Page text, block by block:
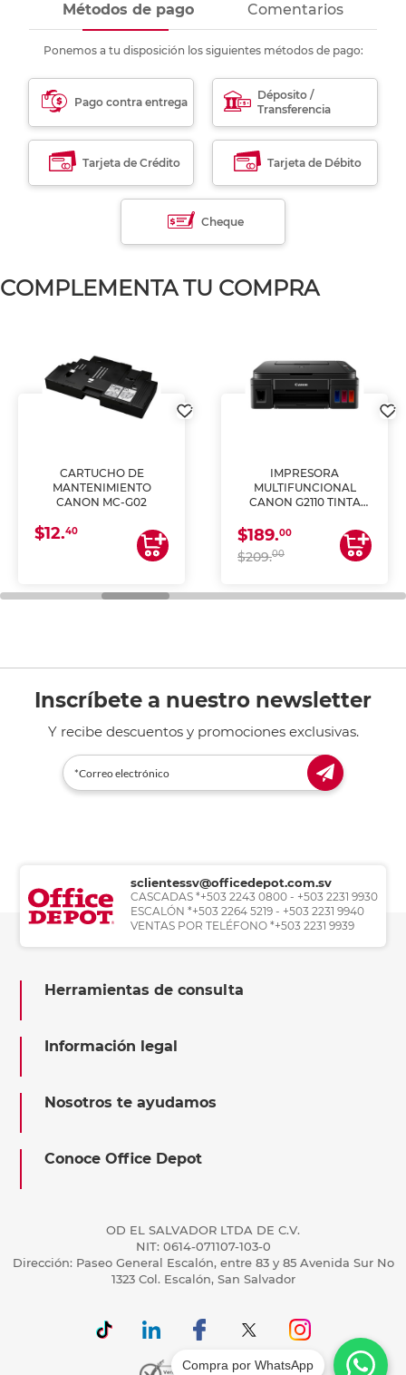
Métodos de pago Comentarios
Ponemos a tu disposición los siguientes métodos de pago:
Pago contra entrega
Déposito /
Transferencia
Tarjeta de Crédito Tarjeta de Débito
Cheque
COMPLEMENTA TU COMPRA
CARTUCHO DE
MANTENIMIENTO
CANON MC-G02
$12.40
IMPRESORA
MULTIFUNCIONAL
CANON G2110 TINTA
$189.00
$209.00
Inscríbete a nuestro newsletter
Y recibe descuentos y promociones exclusivas.
sclientessv@officedepot.com.sv
CASCADAS *+503 2243 0800 - +503 2231 9930
ESCALÓN *+503 2264 5219 - +503 2231 9940
VENTAS POR TELÉFONO *+503 2231 9939
Herramientas de consulta
Información legal
Nosotros te ayudamos
Conoce Office Depot
OD EL SALVADOR LTDA DE C.V.
NIT: 0614-071107-103-0
Dirección: Paseo General Escalón, entre 83 y 85 Avenida Sur No
1323 Col. Escalón, San Salvador
Compra por WhatsApp